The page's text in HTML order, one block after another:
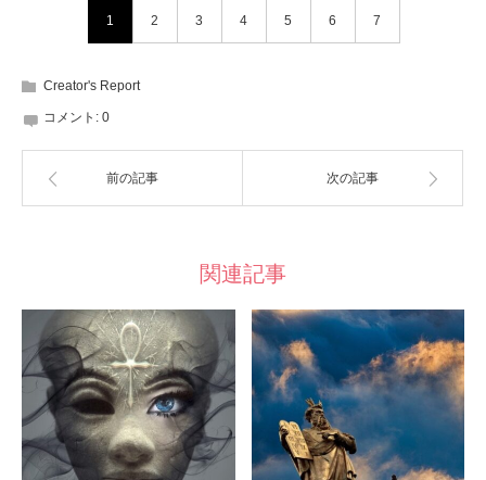
1 2 3 4 5 6 7
Creator's Report
コメント: 0
前の記事 次の記事
関連記事